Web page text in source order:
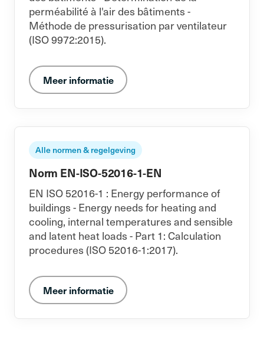
perméabilité à l'air des bâtiments -
Méthode de pressurisation par ventilateur
(ISO 9972:2015).
Meer informatie
Alle normen & regelgeving
Norm EN-ISO-52016-1-EN
EN ISO 52016-1 : Energy performance of
buildings - Energy needs for heating and
cooling, internal temperatures and sensible
and latent heat loads - Part 1: Calculation
procedures (ISO 52016-1:2017).
Meer informatie